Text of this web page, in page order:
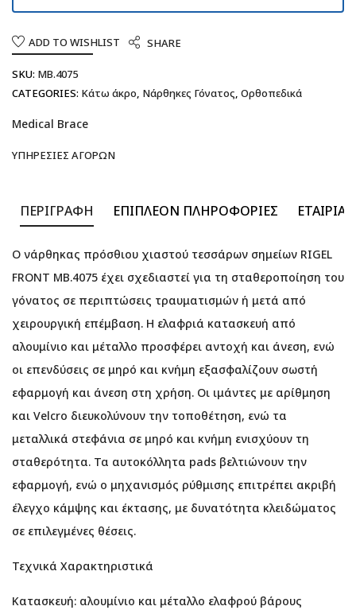
ADD TO WISHLIST SHARE
SKU: MB.4075
CATEGORIES: Κάτω άκρο, Νάρθηκες Γόνατος, Ορθοπεδικά
Medical Brace
ΥΠΗΡΕΣΊΕΣ ΑΓΟΡΏΝ
ΠΕΡΙΓΡΑΦΉ ΕΠΙΠΛΈΟΝ ΠΛΗΡΟΦΟΡΊΕΣ ΕΤΑΙΡΊΑ
Ο νάρθηκας πρόσθιου χιαστού τεσσάρων σημείων RIGEL
FRONT MB.4075 έχει σχεδιαστεί για τη σταθεροποίηση του
γόνατος σε περιπτώσεις τραυματισμών ή μετά από
χειρουργική επέμβαση. Η ελαφριά κατασκευή από
αλουμίνιο και μέταλλο προσφέρει αντοχή και άνεση, ενώ
οι επενδύσεις σε μηρό και κνήμη εξασφαλίζουν σωστή
εφαρμογή και άνεση στη χρήση. Οι ιμάντες με αρίθμηση
και Velcro διευκολύνουν την τοποθέτηση, ενώ τα
μεταλλικά στεφάνια σε μηρό και κνήμη ενισχύουν τη
σταθερότητα. Τα αυτοκόλλητα pads βελτιώνουν την
εφαρμογή, ενώ ο μηχανισμός ρύθμισης επιτρέπει ακριβή
έλεγχο κάμψης και έκτασης, με δυνατότητα κλειδώματος
σε επιλεγμένες θέσεις.
Τεχνικά Χαρακτηριστικά
Κατασκευή: αλουμίνιο και μέταλλο ελαφρού βάρους